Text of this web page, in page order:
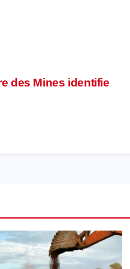
des Mines identifie